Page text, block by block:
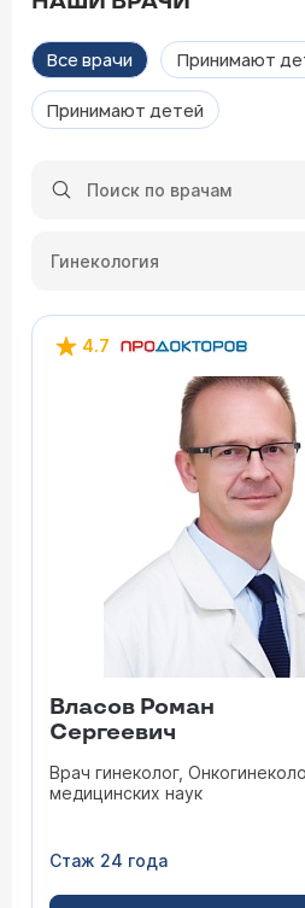
Все врачи Принимают
Принимают детей
Гинекология
4.7
Власов Роман
Сергеевич
Врач гинеколог,
медицинских наук
Стаж 24 года